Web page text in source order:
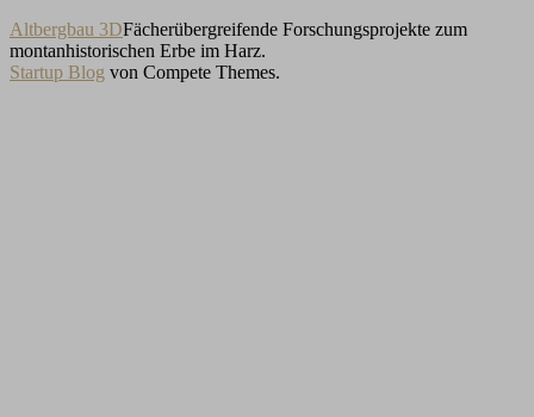
Altbergbau 3DFächerübergreifende Forschungsprojekte zum
montanhistorischen Erbe im Harz.
Startup Blog von Compete Themes.